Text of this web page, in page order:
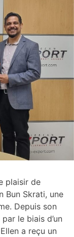
plaisir de
Bun Skrati, une
Depuis son
le biais d’un
a reçu un